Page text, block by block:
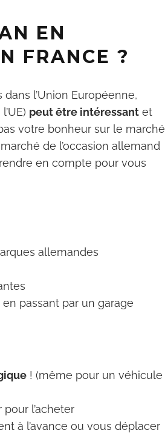
EN
FRANCE ?
l’Union Européenne,
peut être intéressant et
votre bonheur sur le marché
de l’occasion allemand
en compte pour vous
allemandes
passant par un garage
! (même pour un véhicule
l’acheter
à l’avance ou vous déplacer
tes
panneaux
et isoler ton
encore gagner ta